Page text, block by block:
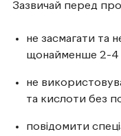
Зазвичай перед
не засмагати та
щонайменше 2-4
не
та кислоти без
повідомити